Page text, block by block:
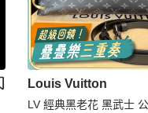
Louis Vuitton
LV 經典黑老花 黑武士